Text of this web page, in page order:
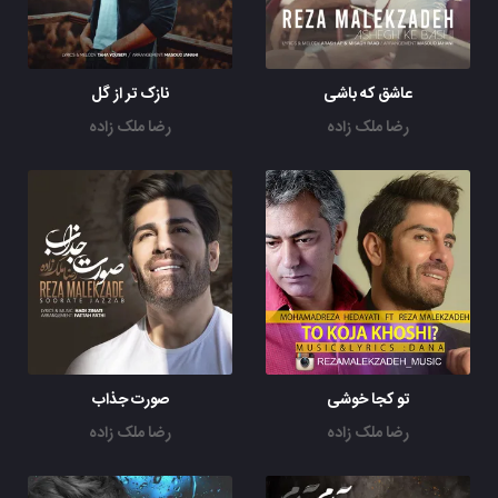
عاشق که باشی
رضا ملک زاده
نازک تر از گل
رضا ملک زاده
تو کجا خوشی
رضا ملک زاده
صورت جذاب
رضا ملک زاده